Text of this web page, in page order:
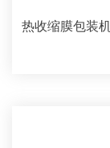
热收缩膜包装